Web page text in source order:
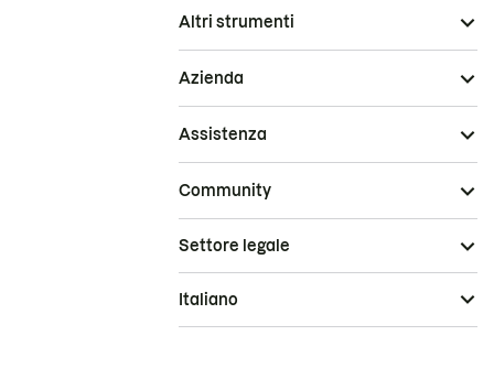
Altri strumenti
Azienda
Assistenza
Community
Settore legale
Italiano